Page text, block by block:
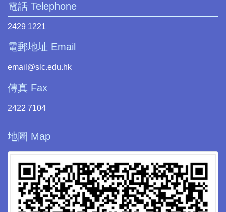
電話 Telephone
2429 1221
電郵地址 Email
email@slc.edu.hk
傳真 Fax
2422 7104
地圖 Map